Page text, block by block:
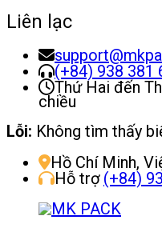
Liên lạc
(+84) 938 381
Thứ Hai đến
chiều
Lỗi: Không tìm thấy
Hồ Chí Minh,
Hỗ trợ (+84)